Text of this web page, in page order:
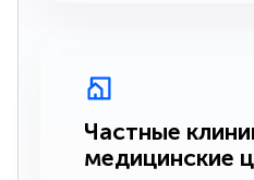
Частные
медицинские